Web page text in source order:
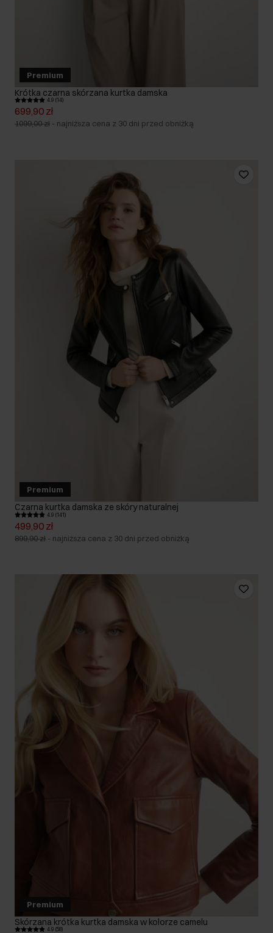
Premium
Krótka czarna skórzana kurtka damska
4.9 (14)
699,90 zł
1099,00 zł - najniższa cena z 30 dni przed obniżką
Premium
Czarna kurtka damska ze skóry naturalnej
4.9 (141)
499,90 zł
899,90 zł - najniższa cena z 30 dni przed obniżką
Premium
Skórzana krótka kurtka damska w kolorze camelu
4.9 (58)